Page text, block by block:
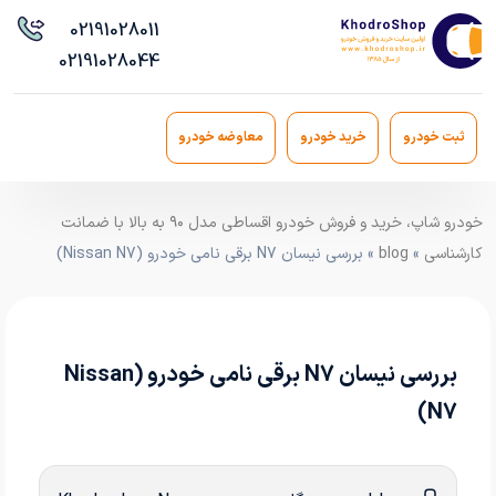
02191028011
02191028044
ثبت خودرو خرید خودرو معاوضه خودرو
خودرو شاپ، خرید و فروش خودرو اقساطی مدل ۹۰ به بالا با ضمانت
کارشناسی »
blog » بررسی نیسان N7 برقی نامی خودرو (Nissan N7)
بررسی نیسان N7 برقی نامی خودرو (Nissan
N7)